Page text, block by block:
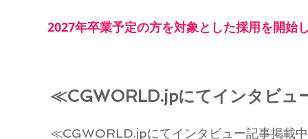
2027年卒業予定の方を対象とした採用を開始
≪CGWORLD.jpにてインタビュ
≪CGWORLD.jpにてインタビュー記事掲載